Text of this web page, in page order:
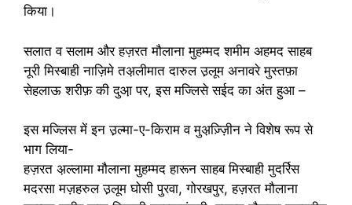
किया।
सलात व सलाम और हज़रत मौलाना मुहम्मद शमीम अहमद साहब
नूरी मिस्बाही नाज़िमे तअ़लीमात दारुल उ़लूम अनावरे मुस्तफ़ा
सेहलाऊ शरीफ़ की दुआ़ पर, इस मज्लिसे सईद का अंत हुआ –
इस मज्लिस में इन उ़ल्मा-ए-किराम व मुअ़ज़्ज़िीन ने विशेष रूप से
भाग लिया-
हज़रत अ़ल्लामा मौलाना मुहम्मद हारून साहब मिस्बाही मुदर्रिस
मदरसा मज़हरुल उ़लूम घोसी पुरवा, गोरखपुर, हज़रत मौलाना